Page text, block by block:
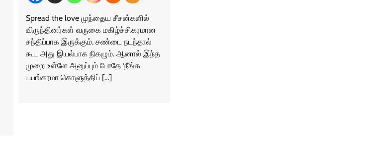
Spread the love முந்தைய சீசன்களில்
விருந்தினர்கள் வருகை மகிழ்ச்சிகரமான
சந்திப்பாக இருக்கும். சண்டை நடந்தால்
கூட அது இயல்பாக நிகழும். ஆனால் இந்த
முறை உள்ளே அனுப்பும் போதே ‘நீங்க
பயங்கரமா கொளுத்திப் […]